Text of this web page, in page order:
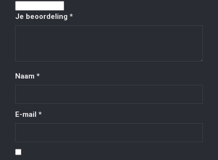
Je beoordeling *
Naam *
E-mail *